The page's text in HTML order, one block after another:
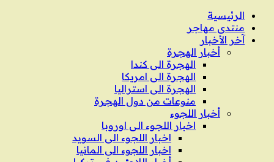
الرئيسية
منتدى مهاجر
آخر الأخبار
أخبار الهجرة
الهجرة الى كندا
الهجرة الى امريكا
الهجرة الى استراليا
منوعات من دول الهجرة
أخبار اللجوء
اخبار اللجوء الى اوروبا
اخبار اللجوء الى السويد
اخبار اللجوء الى المانيا